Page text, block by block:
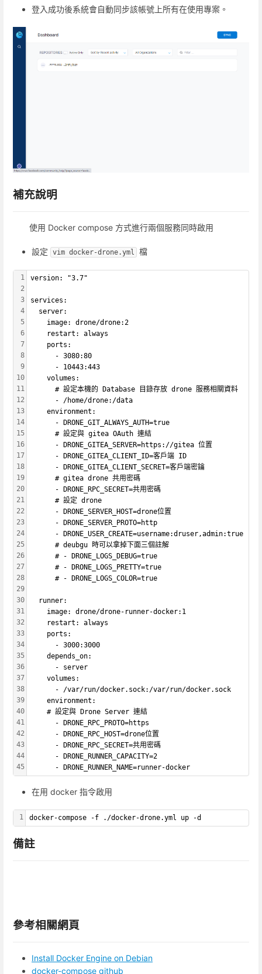
登入成功後系統會自動同步該帳號上所有在使用專案。
補充說明
使用 Docker compose 方式進行兩個服務同時啟用
設定 vim docker-drone.yml 檔
1
2
3
4
5
6
7
8
9
10
11
12
13
14
15
16
17
18
19
20
21
22
23
24
25
26
27
28
29
30
31
32
33
34
35
36
37
38
39
40
41
42
43
44
45
version: "3.7"
services:
  server:
    image: drone/drone:2
    restart: always
    ports:
      - 3080:80
      - 10443:443
    volumes:
      # 設定本機的 Database 目錄存放 drone 服務相關資料
      - /home/drone:/data
    environment:
      - DRONE_GIT_ALWAYS_AUTH=true
      # 設定與 gitea OAuth 連結
      - DRONE_GITEA_SERVER=https://gitea 位置
      - DRONE_GITEA_CLIENT_ID=客戶端 ID
      - DRONE_GITEA_CLIENT_SECRET=客戶端密鑰
      # gitea drone 共用密碼
      - DRONE_RPC_SECRET=共用密碼
      # 設定 drone
      - DRONE_SERVER_HOST=drone位置
      - DRONE_SERVER_PROTO=http
      - DRONE_USER_CREATE=username:druser,admin:true
      # deubgu 時可以拿掉下面三個註解
      # - DRONE_LOGS_DEBUG=true
      # - DRONE_LOGS_PRETTY=true
      # - DRONE_LOGS_COLOR=true
  runner:
    image: drone/drone-runner-docker:1
    restart: always
    ports:
      - 3000:3000
    depends_on:
      - server
    volumes:
      - /var/run/docker.sock:/var/run/docker.sock
    environment:
    # 設定與 Drone Server 連結
      - DRONE_RPC_PROTO=https
      - DRONE_RPC_HOST=drone位置
      - DRONE_RPC_SECRET=共用密碼
      - DRONE_RUNNER_CAPACITY=2
      - DRONE_RUNNER_NAME=runner-docker
在用 docker 指令啟用
1 docker-compose -f ./docker-drone.yml up -d
備註
參考相關網頁
Install Docker Engine on Debian
docker-compose github